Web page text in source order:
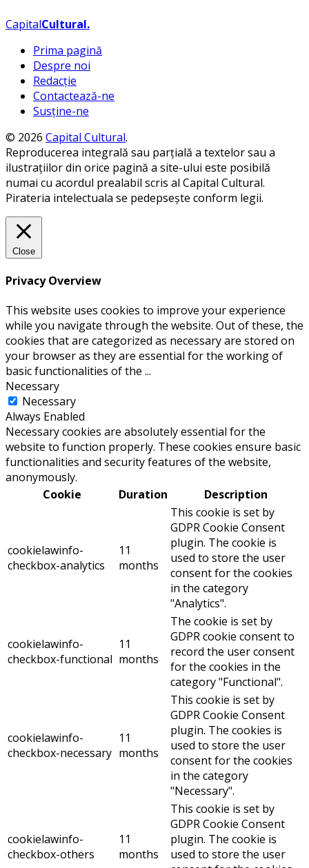
CapitalCultural.
Prima pagină
Despre noi
Redacție
Contactează-ne
Susține-ne
© 2026 Capital Cultural.
Reproducerea integrală sau parțială a textelor sau a
ilustrațiilor din orice pagină a site-ului este posibilă
numai cu acordul prealabil scris al Capital Cultural.
Pirateria intelectuala se pedepsește conform legii.
Close
Privacy Overview
This website uses cookies to improve your experience
while you navigate through the website. Out of these, the
cookies that are categorized as necessary are stored on
your browser as they are essential for the working of
basic functionalities of the ...
Necessary
Necessary
Always Enabled
Necessary cookies are absolutely essential for the
website to function properly. These cookies ensure basic
functionalities and security features of the website,
anonymously.
Cookie
Duration Description
cookielawinfo-
checkbox-analytics
11
months
This cookie is set by
GDPR Cookie Consent
plugin. The cookie is
used to store the user
consent for the cookies
in the category
"Analytics".
cookielawinfo-
checkbox-functional
11
months
The cookie is set by
GDPR cookie consent to
record the user consent
for the cookies in the
category "Functional".
cookielawinfo-
checkbox-necessary
11
months
This cookie is set by
GDPR Cookie Consent
plugin. The cookies is
used to store the user
consent for the cookies
in the category
"Necessary".
cookielawinfo-
checkbox-others
11
months
This cookie is set by
GDPR Cookie Consent
plugin. The cookie is
used to store the user